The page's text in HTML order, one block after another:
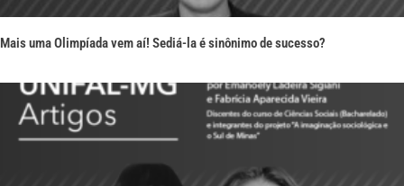
Mais uma Olimpíada vem aí! Sediá-la é sinônimo de sucesso?